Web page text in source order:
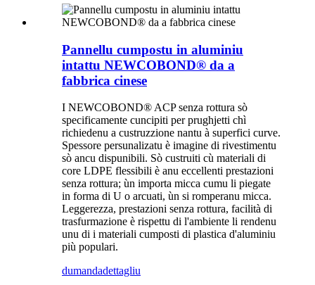
Pannellu cumpostu in aluminiu
intattu NEWCOBOND® da a
fabbrica cinese
I NEWCOBOND® ACP ​​senza rottura sò
specificamente cuncipiti per prughjetti chì
richiedenu a custruzzione nantu à superfici curve.
Spessore persunalizatu è imagine di rivestimentu
sò ancu dispunibili. Sò custruiti cù materiali di
core LDPE flessibili è anu eccellenti prestazioni
senza rottura; ùn importa micca cumu li piegate
in forma di U o arcuati, ùn si romperanu micca.
Leggerezza, prestazioni senza rottura, facilità di
trasfurmazione è rispettu di l'ambiente li rendenu
unu di i materiali cumposti di plastica d'aluminiu
più populari.
dumandadettagliu